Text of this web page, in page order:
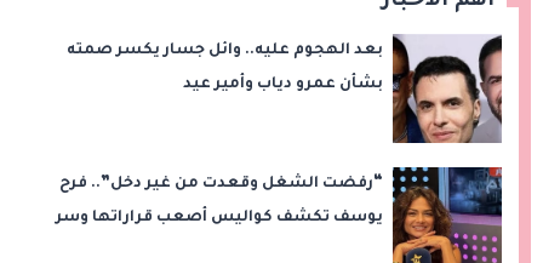
بعد الهجوم عليه.. وائل جسار يكسر صمته
بشأن عمرو دياب وأمير عيد
“رفضت الشغل وقعدت من غير دخل”.. فرح
يوسف تكشف كواليس أصعب قراراتها وسر